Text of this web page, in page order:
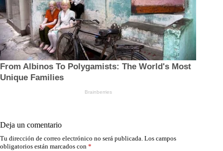
Deja un comentario
Tu dirección de correo electrónico no será publicada. Los campos
obligatorios están marcados con *